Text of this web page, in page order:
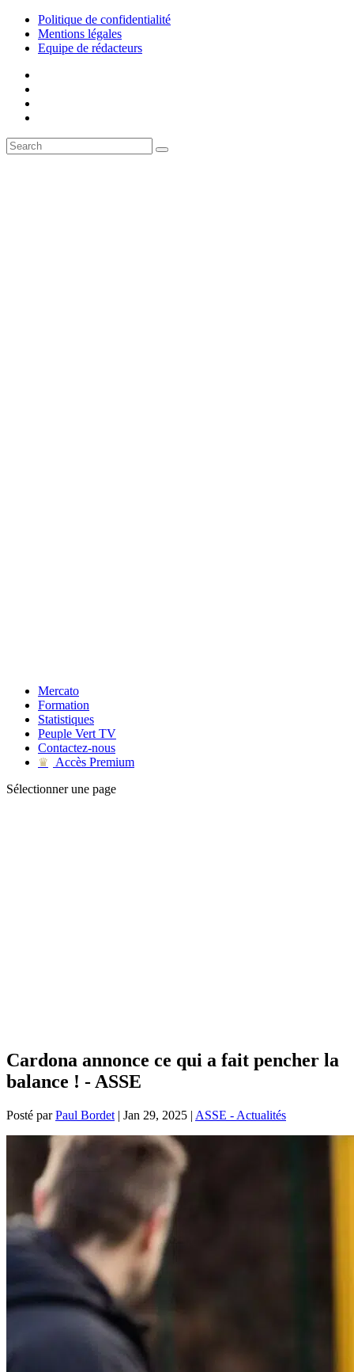
Politique de confidentialité
Mentions légales
Equipe de rédacteurs
Mercato
Formation
Statistiques
Peuple Vert TV
Contactez-nous
♛
Accès Premium
Sélectionner une page
Cardona annonce ce qui a fait pencher la
balance ! - ASSE
Posté parPaul Bordet | Jan 29, 2025 | ASSE - Actualités